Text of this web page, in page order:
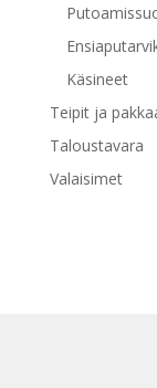
Käsineet
Teipit ja
Taloustavara
Valaisimet